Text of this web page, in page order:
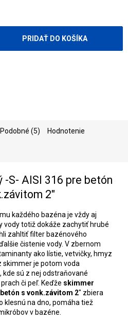
PRIDAŤ DO KOŠÍKA
Podobné (5) Hodnotenie
-S- AISI 316 pre betón
2"
každého bazéna je vždy aj
vody totiž dokáže zachytiť hrubé
zahltiť filter bazénového
čistenie vody. V zbernom
ako lístie, vetvičky, hmyz
skimmer je potom voda
, kde sú z nej odstraňované
či peľ. Keďže s kimmer
s vonk.závitom 2" zbiera
klesnú na dno, pomáha tiež
v bazéne.